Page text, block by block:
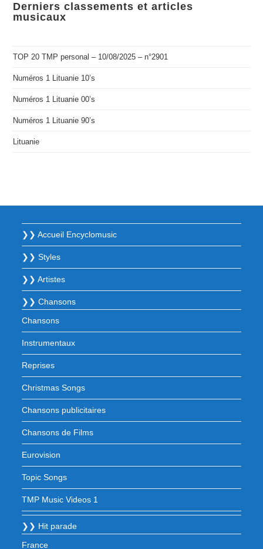
Derniers classements et articles
musicaux
TOP 20 TMP personal – 10/08/2025 – n°2901
Numéros 1 Lituanie 10’s
Numéros 1 Lituanie 00’s
Numéros 1 Lituanie 90’s
Lituanie
❯❯ Accueil Encyclomusic
❯❯ Styles
❯❯ Artistes
❯❯ Chansons
Chansons
Instrumentaux
Reprises
Christmas Songs
Chansons publicitaires
Chansons de Films
Eurovision
Topic Songs
TMP Music Videos 1
❯❯ Hit parade
France